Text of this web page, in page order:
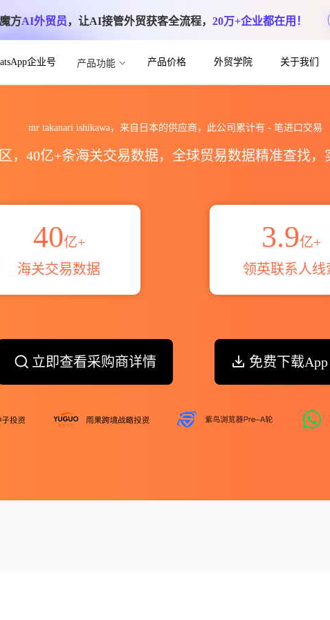
方AI外贸员，让AI接管外贸获客全流程， 20万+企业都在用！
企业号 产品功能 产品价格 外贸学院 关于我们
mr takanari ishikawa，来自日本的供应商，此公司累计有 -笔进口交易
，40亿+条海关交易数据，全球贸易数据精准查找
40亿+
海关交易数据
3.9亿+
领英联系人线
立即查看采购商详情 免费下载App